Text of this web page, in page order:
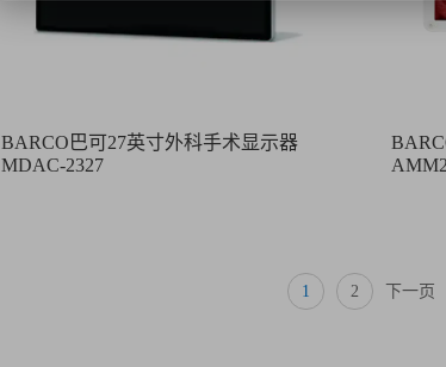
BARCO巴可27英寸外科手术显示器
MDAC-2327
1 2 下一页